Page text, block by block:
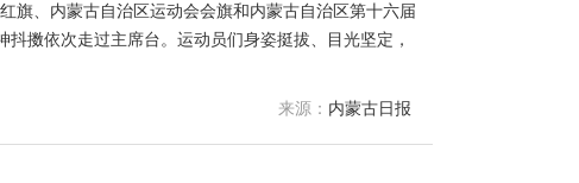
、内蒙古自治区运动会会旗和内蒙古自治区第十六届
擞依次走过主席台。运动员们身姿挺拔、目光坚定，
来源： 内蒙古日报